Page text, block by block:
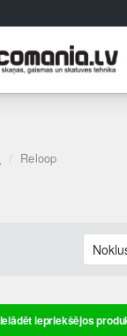
Reloop
Ielādēt iepriekšējos